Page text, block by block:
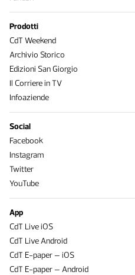
Prodotti
CdT Weekend
Archivio Storico
Edizioni San Giorgio
Il Corriere in TV
Infoaziende
Social
Facebook
Instagram
Twitter
YouTube
App
CdT Live iOS
CdT Live Android
CdT E-paper – iOS
CdT E-paper – Android